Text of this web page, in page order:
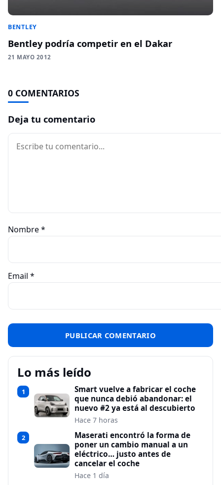
BENTLEY
Bentley podría competir en el Dakar
21 MAYO 2012
0 COMENTARIOS
Deja tu comentario
Comentario
Nombre*
Email *
Lo más leído
1
Smart vuelve a fabricar el coche
que nunca debió abandonar: el
nuevo #2 ya está al descubierto
Hace 7 horas
2
Maserati encontró la forma de
poner un cambio manual a un
eléctrico… justo antes de
cancelar el coche
Hace 1 día